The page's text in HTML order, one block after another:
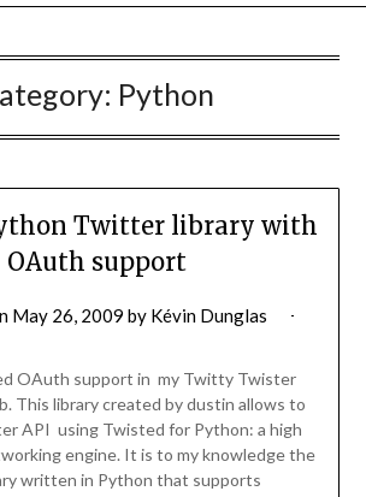
Python
Twitter library with
OAuth support
May 26, 2009 by Kévin Dunglas
OAuth support in my Twitty Twister
This library created by dustin allows to
API using Twisted for Python: a high
engine. It is to my knowledge the
written in Python that supports